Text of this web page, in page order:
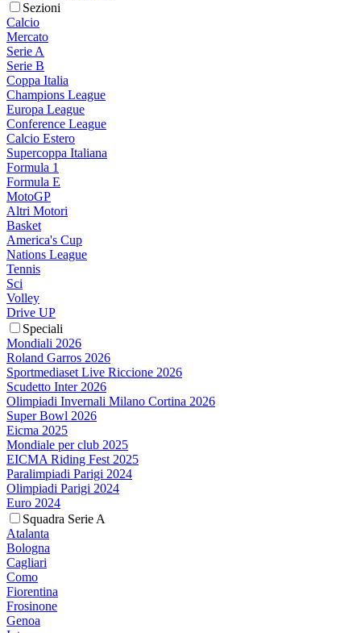
Sezioni
Calcio
Mercato
Serie A
Serie B
Coppa Italia
Champions League
Europa League
Conference League
Calcio Estero
Supercoppa Italiana
Formula 1
Formula E
MotoGP
Altri Motori
Basket
America's Cup
Nations League
Tennis
Sci
Volley
Drive UP
Speciali
Mondiali 2026
Roland Garros 2026
Sportmediaset Live Riccione 2026
Scudetto Inter 2026
Olimpiadi Invernali Milano Cortina 2026
Super Bowl 2026
Eicma 2025
Mondiale per club 2025
EICMA Riding Fest 2025
Paralimpiadi Parigi 2024
Olimpiadi Parigi 2024
Euro 2024
Squadra Serie A
Atalanta
Bologna
Cagliari
Como
Fiorentina
Frosinone
Genoa